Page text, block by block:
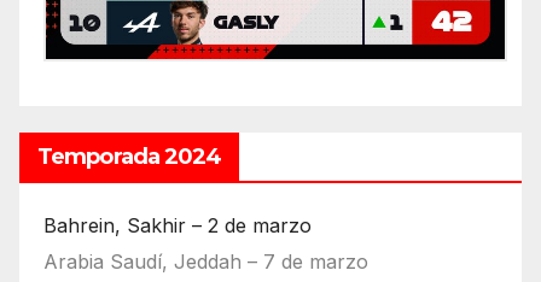
Temporada 2024
Bahrein, Sakhir – 2 de marzo
Arabia Saudí, Jeddah – 7 de marzo